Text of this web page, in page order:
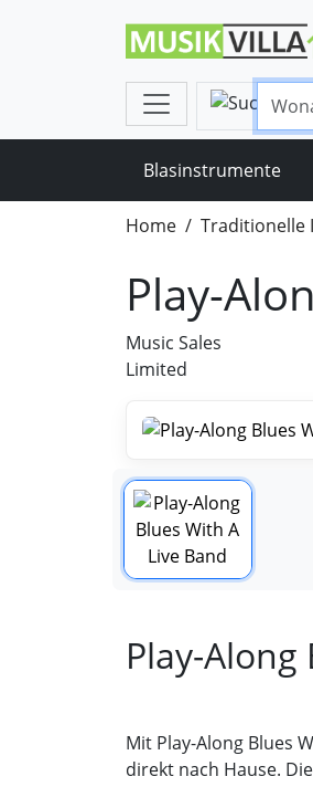
Blasinstrumente
Home Traditionelle
Play-
Music Sales
Limited
Play-Along
Mit Play-Along Blues
direkt nach Hause.